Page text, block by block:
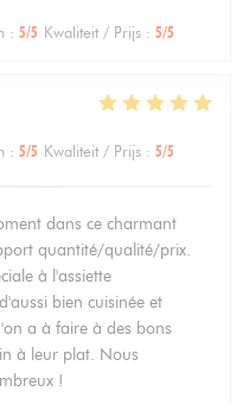
: 5/5 Kwaliteit / Prijs : 5/5
: 5/5 Kwaliteit / Prijs : 5/5
dans ce charmant
quantité/qualité/prix.
à l'assiette
bien cuisinée et
a à faire à des bons
à leur plat. Nous
!